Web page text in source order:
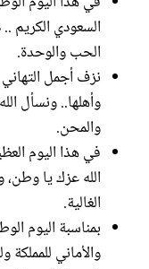
السعودي الكريم
الحب والوحدة.
نزف أجمل التهاني
وأهلها.. ونسأل
والمحن.
في هذا اليوم
الله عزك يا
الغالية.
بمناسبة اليوم
والأماني للمملكة